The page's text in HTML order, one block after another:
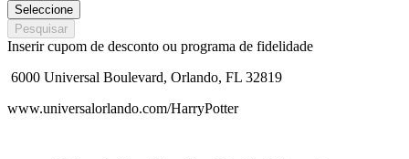
Seleccione
Pesquisar
Inserir cupom de desconto ou programa de fidelidade
6000 Universal Boulevard, Orlando, FL 32819
www.universalorlando.com/HarryPotter